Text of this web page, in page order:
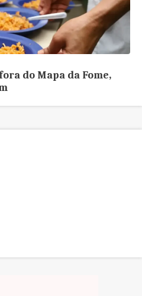
do Mapa da Fome,